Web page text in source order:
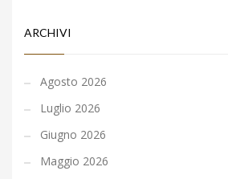
ARCHIVI
Agosto 2026
Luglio 2026
Giugno 2026
Maggio 2026